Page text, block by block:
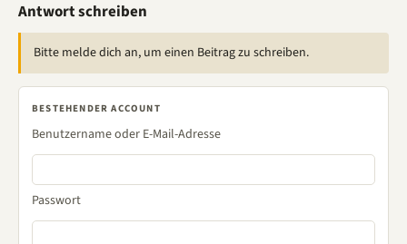
Antwort schreiben
Bitte melde dich an, um einen Beitrag zu schreiben.
BESTEHENDER ACCOUNT
Benutzername oder E-Mail-Adresse
Passwort